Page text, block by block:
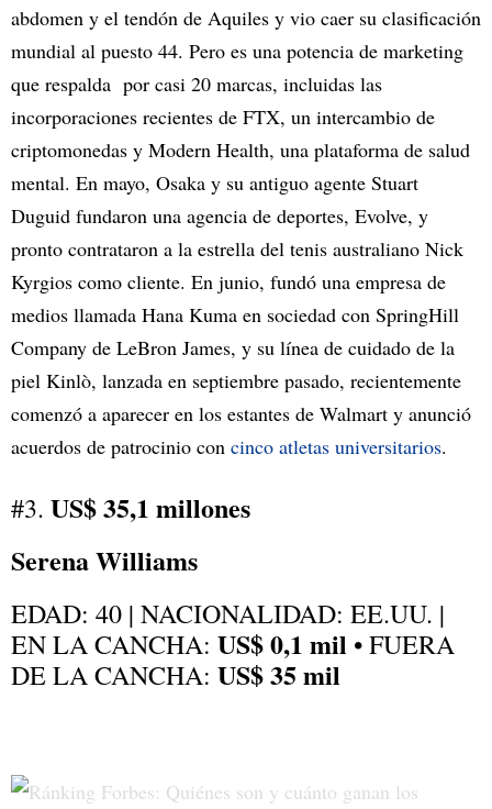
abdomen y el tendón de Aquiles y vio caer su clasificación
mundial al puesto 44. Pero es una potencia de marketing
que respalda por casi 20 marcas, incluidas las
incorporaciones recientes de FTX, un intercambio de
criptomonedas y Modern Health, una plataforma de salud
mental. En mayo, Osaka y su antiguo agente Stuart
Duguid fundaron una agencia de deportes, Evolve, y
pronto contrataron a la estrella del tenis australiano Nick
Kyrgios como cliente. En junio, fundó una empresa de
medios llamada Hana Kuma en sociedad con SpringHill
Company de LeBron James, y su línea de cuidado de la
piel Kinlò, lanzada en septiembre pasado, recientemente
comenzó a aparecer en los estantes de Walmart y anunció
acuerdos de patrocinio con cinco atletas universitarios.
#3. US$ 35,1 millones
Serena Williams
EDAD: 40 | NACIONALIDAD: EE.UU. |
EN LA CANCHA: US$ 0,1 mil • FUERA
DE LA CANCHA: US$ 35 mil